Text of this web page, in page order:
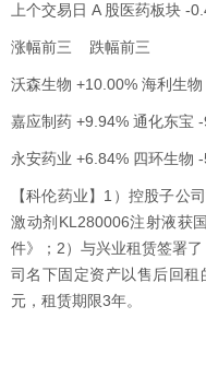
上个交易日 A 股医药板块 -
涨幅前三 跌幅前三
沃森生物 +10.00% 海利生
嘉应制药 +9.94% 通化东宝
永安药业 +6.84% 四环生物
【科伦药业】1）控股子公
激动剂KL280006注射液获
件》；2）与兴业租赁签署
司名下固定资产以售后回
元，租赁期限3年。